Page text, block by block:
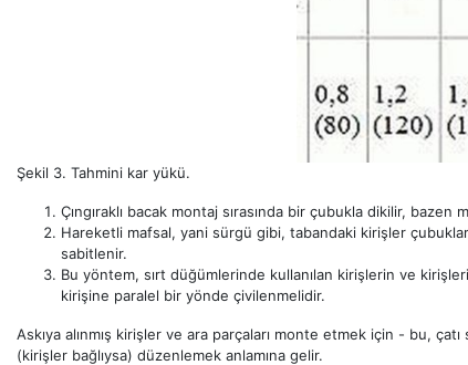
Şekil 3. Tahmini kar yükü.
Çıngıraklı bacak montaj sırasında bir çubukla dikilir,
Hareketli mafsal, yani sürgü gibi, tabandaki kirişler
sabitlenir.
Bu yöntem, sırt düğümlerinde kullanılan kirişlerin ve
kirişine paralel bir yönde çivilenmelidir.
Askıya alınmış kirişler ve ara parçaları monte etmek için - bu,
(kirişler bağlıysa) düzenlemek anlamına gelir.